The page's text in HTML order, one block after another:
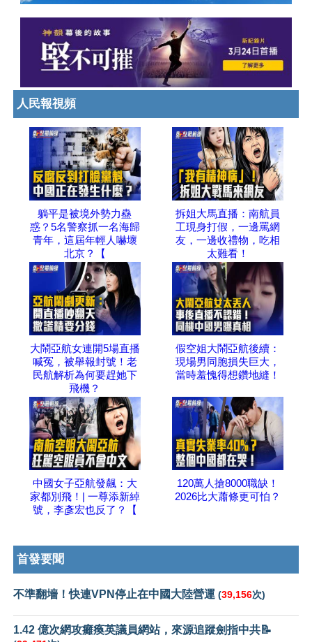
人民報視頻
躺平是被境外勢力蠱
惑？5名警察抓一名海歸
青年，這屆年輕人嚇壞
北京？【
拆姐大馬直播：南航員
工現身打假，一邊罵網
友，一邊收禮物，吃相
太難看！
大鬧亞航女連開5場直播
喊冤，被舉報封號！老
民航解析為何要趕她下
飛機？
假空姐大鬧亞航後續：
現場男同胞損失巨大，
當時羞愧得想鑽地縫！
中國女子亞航發飆：大
家都別飛！| 一尊添新綽
號，李彥宏也反了？【
120萬人搶8000職缺！
2026比大蕭條更可怕？
首發要聞
不準翻墻！快連VPN停止在中國大陸營運 (39,156次)
1.42 億次網攻癱瘓英議員網站，來源追蹤劍指中共📝